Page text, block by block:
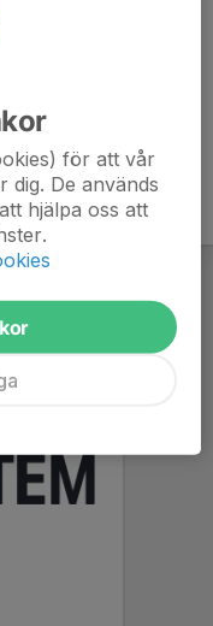
för att vår
dig. De används
hjälpa oss att